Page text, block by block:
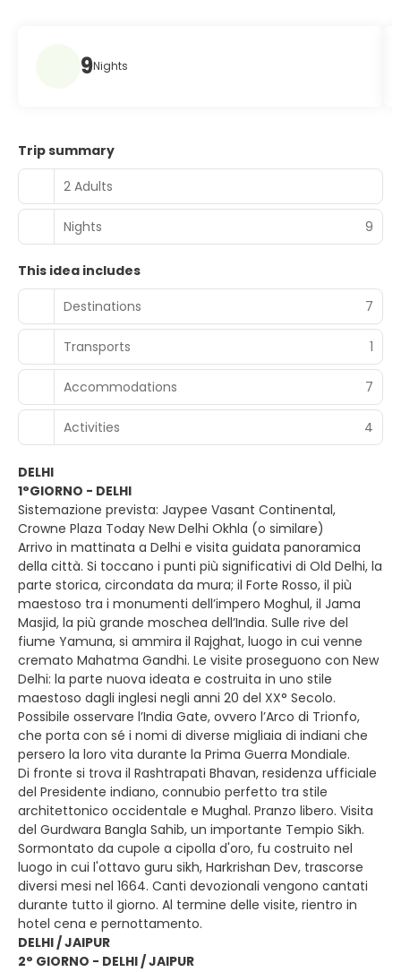
9Nights
Trip summary
2 Adults
Nights 9
This idea includes
Destinations
7
Transports 1
Accommodations 7
Activities 4
DELHI
1°GIORNO - DELHI
Sistemazione prevista: Jaypee Vasant Continental,
Crowne Plaza Today New Delhi Okhla (o similare)
Arrivo in mattinata a Delhi e visita guidata panoramica
della città. Si toccano i punti più significativi di Old Delhi, la
parte storica, circondata da mura; il Forte Rosso, il più
maestoso tra i monumenti dell’impero Moghul, il Jama
Masjid, la più grande moschea dell’India. Sulle rive del
fiume Yamuna, si ammira il Rajghat, luogo in cui venne
cremato Mahatma Gandhi. Le visite proseguono con New
Delhi: la parte nuova ideata e costruita in uno stile
maestoso dagli inglesi negli anni 20 del XX° Secolo.
Possibile osservare l’India Gate, ovvero l’Arco di Trionfo,
che porta con sé i nomi di diverse migliaia di indiani che
persero la loro vita durante la Prima Guerra Mondiale.
Di fronte si trova il Rashtrapati Bhavan, residenza ufficiale
del Presidente indiano, connubio perfetto tra stile
architettonico occidentale e Mughal. Pranzo libero. Visita
del Gurdwara Bangla Sahib, un importante Tempio Sikh.
Sormontato da cupole a cipolla d'oro, fu costruito nel
luogo in cui l'ottavo guru sikh, Harkrishan Dev, trascorse
diversi mesi nel 1664. Canti devozionali vengono cantati
durante tutto il giorno. Al termine delle visite, rientro in
hotel cena e pernottamento.
DELHI / JAIPUR
2° GIORNO - DELHI / JAIPUR